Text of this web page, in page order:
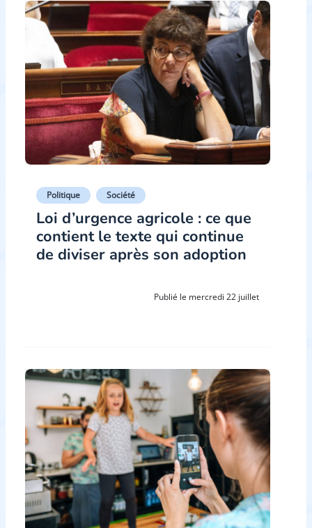
Politique Société
Loi d’urgence agricole : ce que
contient le texte qui continue
de diviser après son adoption
Publié le mercredi 22 juillet